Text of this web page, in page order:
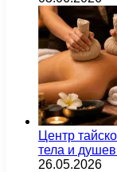
Центр
тела и
26.05.2026